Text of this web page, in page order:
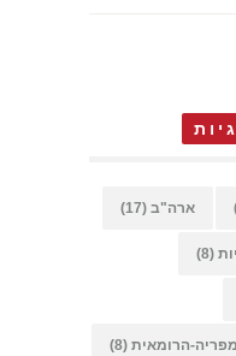
ארה"ב (17)
(8)
הרומאית (8)